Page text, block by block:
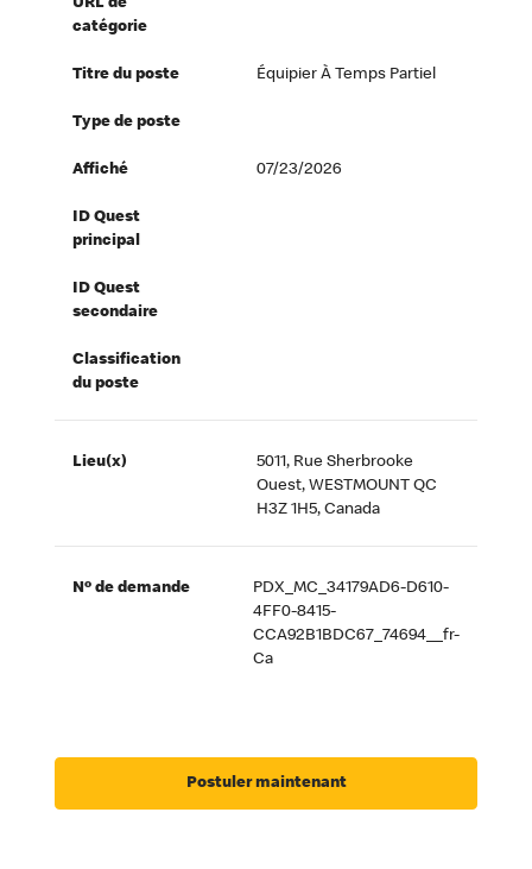
URL de
catégorie
Titre du poste Équipier À Temps Partiel
Type de poste
Affiché 07/23/2026
ID Quest
principal
ID Quest
secondaire
Classification
du poste
Lieu(x)
5011, Rue Sherbrooke
Ouest, WESTMOUNT QC
H3Z 1H5, Canada
Nº de demande
PDX_MC_34179AD6-D610-
4FF0-8415-
CCA92B1BDC67_74694__fr-
Ca
Postuler maintenant